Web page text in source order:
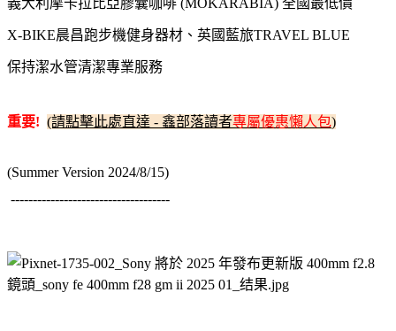
X-BIKE晨昌跑步機健身器材、英國藍旅TRAVEL BLUE
保持潔水管清潔專業服務
重要! (請點擊此處直達 - 鑫部落讀者專屬優惠懶人包)
(Summer Version 2024/8/15)
------------------------------------